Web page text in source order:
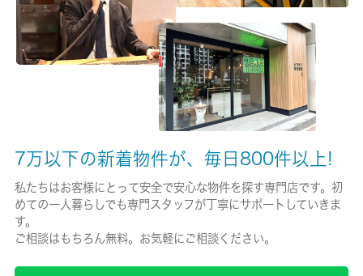
15戸
現状/入居可能日
保険加入/料金
有/-
保険名/保険期間
-/-
7万以下の新着物件が、毎日800件以上!
私たちはお客様にとって安全で安心な物件を探す専門店です。初
めての一人暮らしでも専門スタッフが丁寧にサポートしていきま
す。
ご相談はもちろん無料。お気軽にご相談ください。